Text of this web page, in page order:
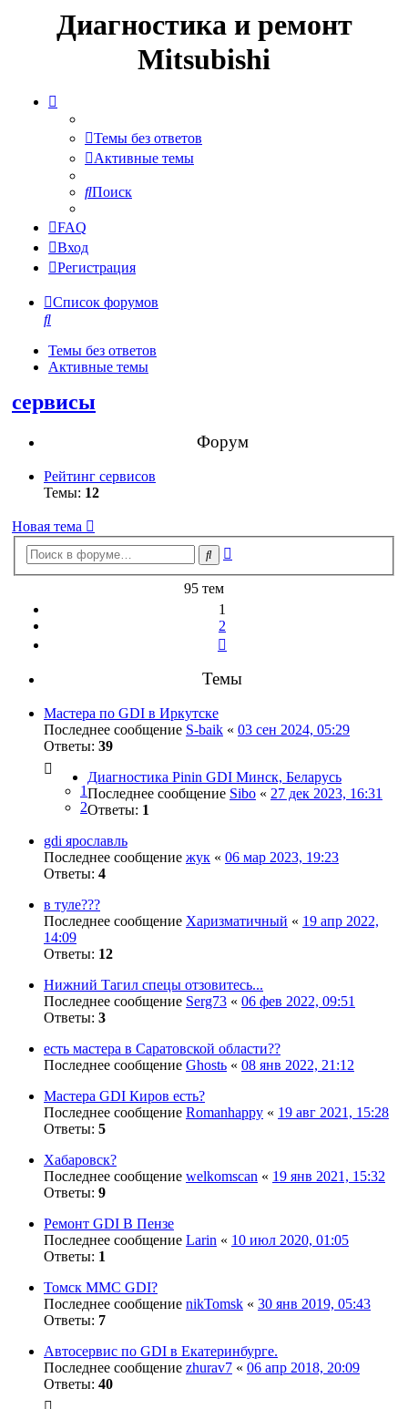
Диагностика и ремонт
Mitsubishi
Темы без ответов
Активные темы
Поиск
FAQ
Вход
Регистрация
Список форумов
Поиск
Темы без ответов
Активные темы
сервисы
Форум
Рейтинг сервисов
Темы: 12
Новая тема
Поиск
95 тем
1
2
Темы
Мастера по GDI в Иркутске
Последнее сообщение S-baik « 03 сен 2024, 05:29
Ответы: 39
1
2
Диагностика Pinin GDI Минск, Беларусь
Последнее сообщение Sibo « 27 дек 2023, 16:31
Ответы: 1
gdi ярославль
Последнее сообщение жук « 06 мар 2023, 19:23
Ответы: 4
в туле???
Последнее сообщение Харизматичный « 19 апр 2022,
14:09
Ответы: 12
Нижний Тагил спецы отзовитесь...
Последнее сообщение Serg73 « 06 фев 2022, 09:51
Ответы: 3
есть мастера в Саратовской области??
Последнее сообщение Ghostь « 08 янв 2022, 21:12
Мастера GDI Киров есть?
Последнее сообщение Romanhappy « 19 авг 2021, 15:28
Ответы: 5
Хабаровск?
Последнее сообщение welkomscan « 19 янв 2021, 15:32
Ответы: 9
Ремонт GDI В Пензе
Последнее сообщение Larin « 10 июл 2020, 01:05
Ответы: 1
Томск MMC GDI?
Последнее сообщение nikTomsk « 30 янв 2019, 05:43
Ответы: 7
Автосервис по GDI в Екатеринбурге.
Последнее сообщение zhurav7 « 06 апр 2018, 20:09
Ответы: 40